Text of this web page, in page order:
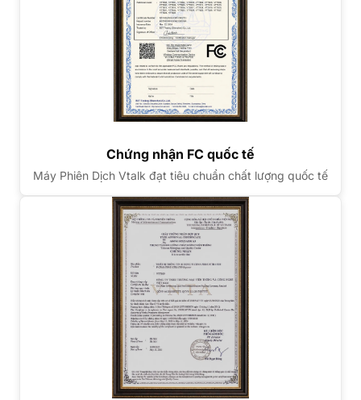
Chứng nhận FC quốc tế
Máy Phiên Dịch Vtalk đạt tiêu chuẩn chất lượng quốc tế